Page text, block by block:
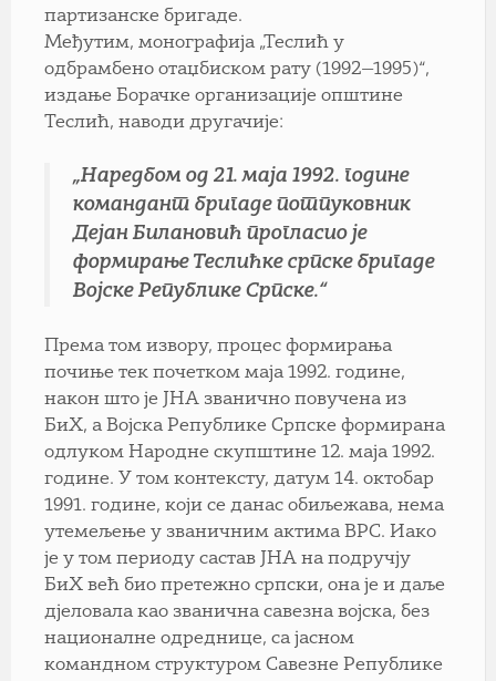
партизанске бригаде.
Међутим, монографија „Теслић у
одбрамбено отаџбиском рату (1992—1995)“,
издање Борачке организације општине
Теслић, наводи другачије:
„Наредбом од 21. маја 1992. године
командант бригаде потпуковник
Дејан Билановић прогласио је
формирање Теслићке српске бригаде
Војске Републике Српске.“
Према том извору, процес формирања
почиње тек почетком маја 1992. године,
након што је ЈНА званично повучена из
БиХ, а Војска Републике Српске формирана
одлуком Народне скупштине 12. маја 1992.
године. У том контексту, датум 14. октобар
1991. године, који се данас обиљежава, нема
утемељење у званичним актима ВРС. Иако
је у том периоду састав ЈНА на подручју
БиХ већ био претежно српски, она је и даље
дјеловала као званична савезна војска, без
националне одреднице, са јасном
командном структуром Савезне Републике